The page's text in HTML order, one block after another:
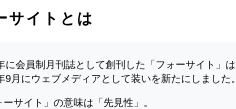
サイトとは
に会員制月刊誌として創刊した「フォーサイト」は
9月にウェブメディアとして装いを新たにしました。
ーサイト」の意味は「先見性」。